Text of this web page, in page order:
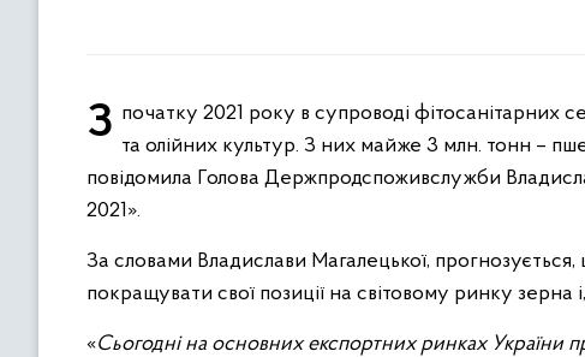
З початку 2021 року в супроводі фітосанітарних сертифікатів з України експортовано 14,4 млн. тонн зернових та олійних культур. З них майже 3 млн. тонн –
повідомила Голова Держпродспоживслужби
2021».
За словами Владислави Магалецької,
покращувати свої позиції на світовому ринку зерна
«Сьогодні на основних експортних ринках України